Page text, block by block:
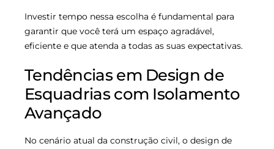
Investir tempo nessa escolha é fundamental para
garantir que você terá um espaço agradável,
eficiente e que atenda a todas as suas expectativas.
Tendências em Design de
Esquadrias com Isolamento
Avançado
No cenário atual da construção civil, o design de